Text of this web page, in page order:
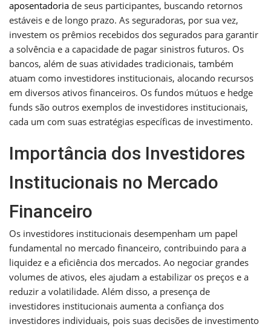
aposentadoria de seus participantes, buscando retornos
estáveis e de longo prazo. As seguradoras, por sua vez,
investem os prêmios recebidos dos segurados para garantir
a solvência e a capacidade de pagar sinistros futuros. Os
bancos, além de suas atividades tradicionais, também
atuam como investidores institucionais, alocando recursos
em diversos ativos financeiros. Os fundos mútuos e hedge
funds são outros exemplos de investidores institucionais,
cada um com suas estratégias específicas de investimento.
Importância dos Investidores
Institucionais no Mercado
Financeiro
Os investidores institucionais desempenham um papel
fundamental no mercado financeiro, contribuindo para a
liquidez e a eficiência dos mercados. Ao negociar grandes
volumes de ativos, eles ajudam a estabilizar os preços e a
reduzir a volatilidade. Além disso, a presença de
investidores institucionais aumenta a confiança dos
investidores individuais, pois suas decisões de investimento